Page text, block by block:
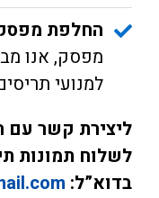
החלפת
מפסק, אנו
למנועי
ליצירת קשר עם
לשלוח תמונות
בדוא”ל: